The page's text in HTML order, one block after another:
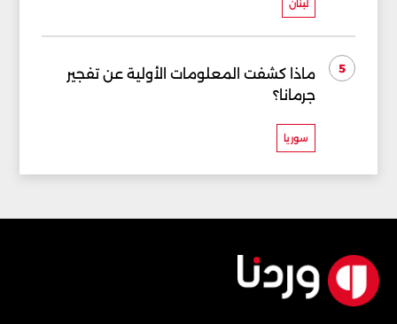
لبنان
5
ماذا كشفت المعلومات الأولية عن تفجير
جرمانا؟
سوريا